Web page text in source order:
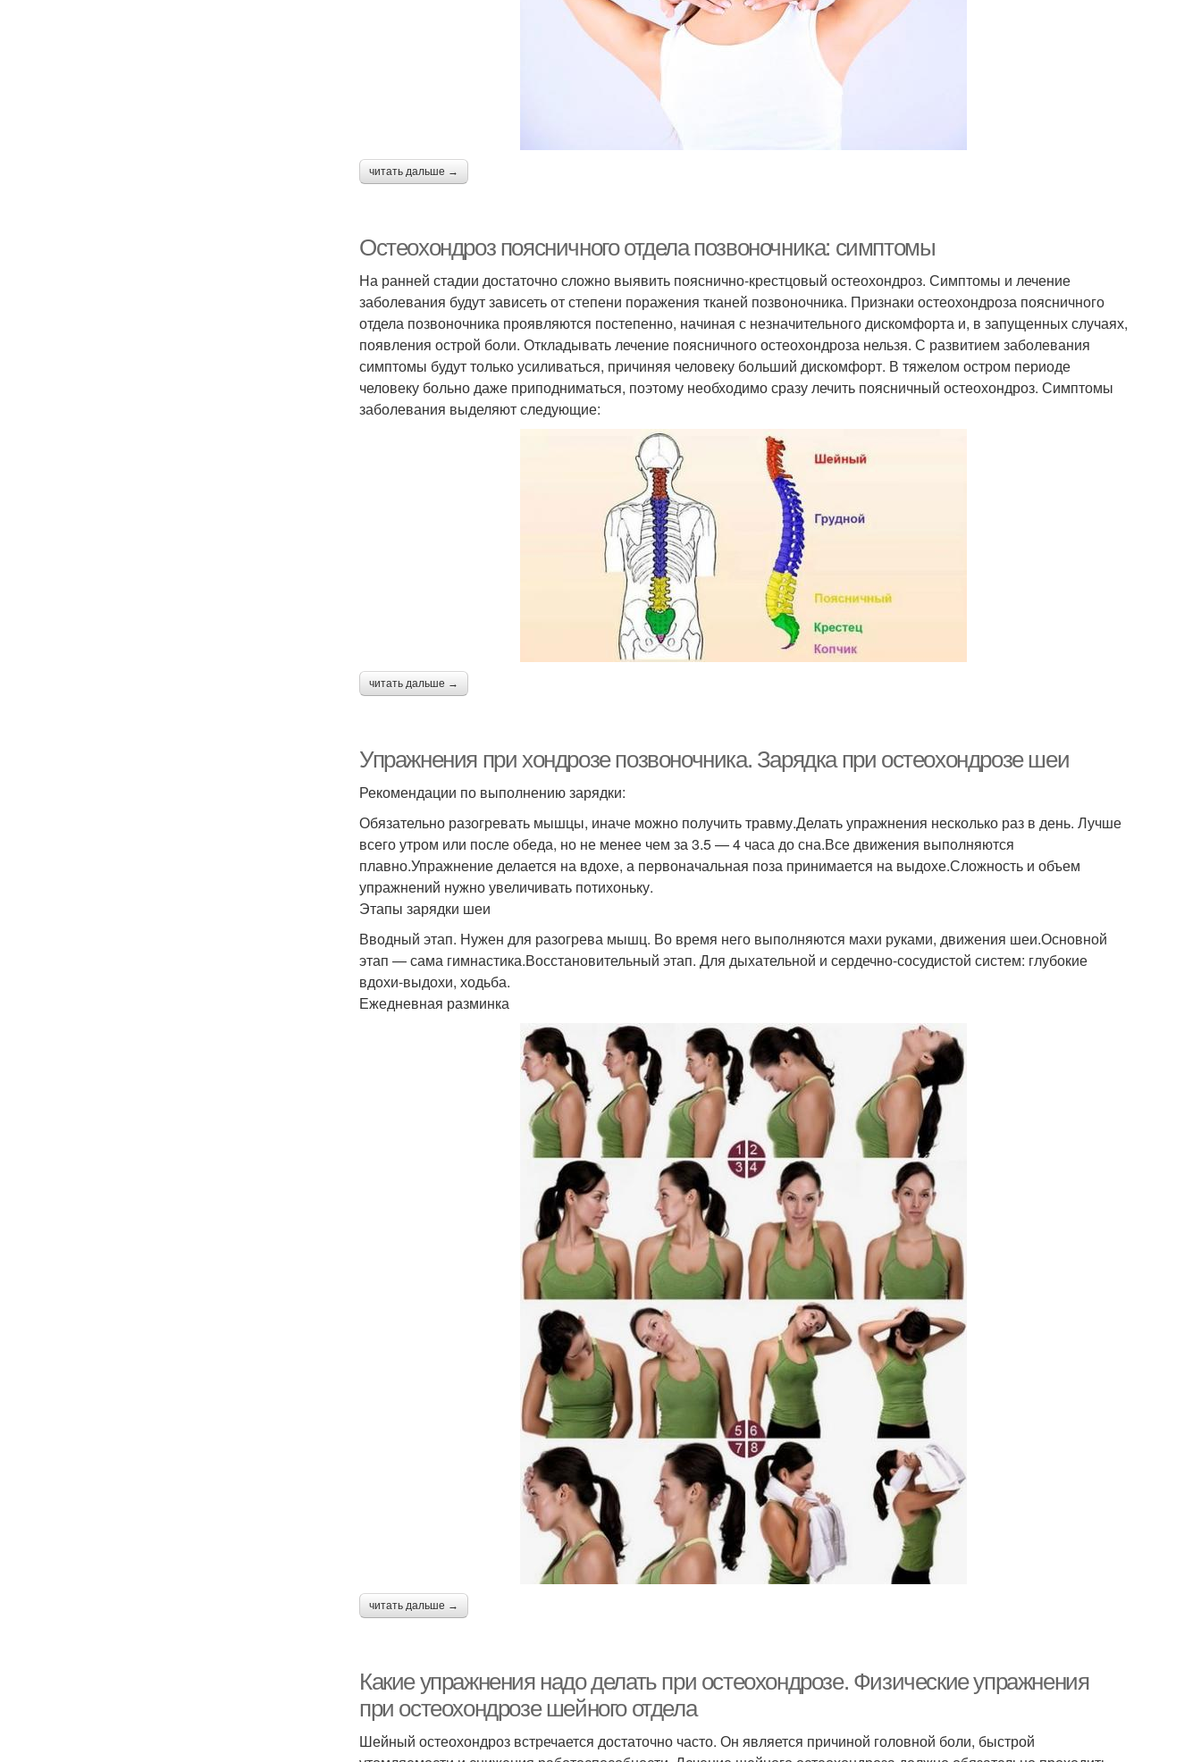
читать дальше →
Остеохондроз поясничного отдела позвоночника: симптомы
На ранней стадии достаточно сложно выявить пояснично-крестцовый остеохондроз. Симптомы и лечение
заболевания будут зависеть от степени поражения тканей позвоночника. Признаки остеохондроза поясничного
отдела позвоночника проявляются постепенно, начиная с незначительного дискомфорта и, в запущенных случаях,
появления острой боли. Откладывать лечение поясничного остеохондроза нельзя. С развитием заболевания
симптомы будут только усиливаться, причиняя человеку больший дискомфорт. В тяжелом остром периоде
человеку больно даже приподниматься, поэтому необходимо сразу лечить поясничный остеохондроз. Симптомы
заболевания выделяют следующие:
читать дальше →
Упражнения при хондрозе позвоночника. Зарядка при остеохондрозе шеи
Рекомендации по выполнению зарядки:
Обязательно разогревать мышцы, иначе можно получить травму.Делать упражнения несколько раз в день. Лучше
всего утром или после обеда, но не менее чем за 3.5 — 4 часа до сна.Все движения выполняются
плавно.Упражнение делается на вдохе, а первоначальная поза принимается на выдохе.Сложность и объем
упражнений нужно увеличивать потихоньку.
Этапы зарядки шеи
Вводный этап. Нужен для разогрева мышц. Во время него выполняются махи руками, движения шеи.Основной
этап — сама гимнастика.Восстановительный этап. Для дыхательной и сердечно-сосудистой систем: глубокие
вдохи-выдохи, ходьба.
Ежедневная разминка
читать дальше →
Какие упражнения надо делать при остеохондрозе. Физические упражнения
при остеохондрозе шейного отдела
Шейный остеохондроз встречается достаточно часто. Он является причиной головной боли, быстрой